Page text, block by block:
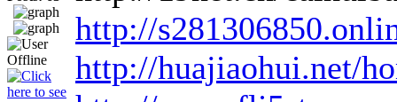
http://
http://huajiaohui.net/